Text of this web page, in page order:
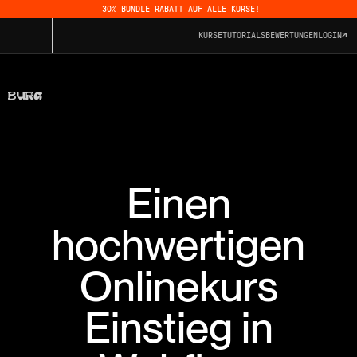
-30% BUNDLE RABATT AUF ALLE KURSE!
KURSETUTORIALSBEWERTUNGEN LOGIN
Einen
hochwertigen
Onlinekurs
Einstieg in